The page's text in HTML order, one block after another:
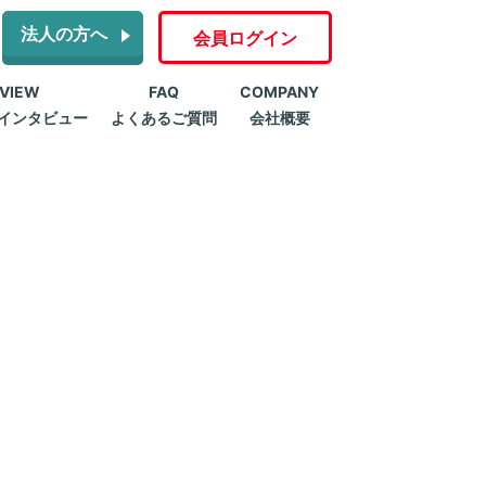
法人の方へ 会員ログイン
ンタビュー
FAQ
よくあるご質問
COMPANY
会社概要